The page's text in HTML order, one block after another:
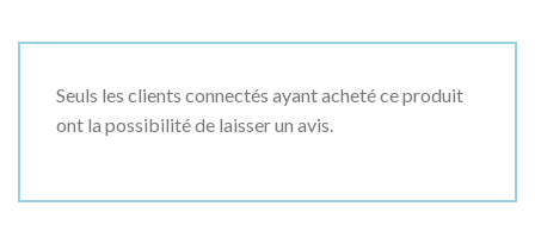
Seuls les clients connectés ayant acheté ce produit
ont la possibilité de laisser un avis.